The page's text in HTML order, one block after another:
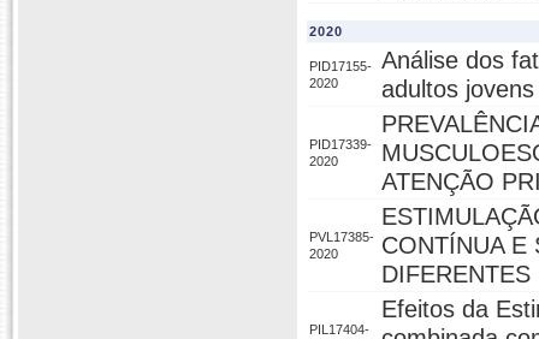
2020
PID17155-
2020
Análise dos
adultos jovens
PID17339-
2020
ATENÇÃO
PVL17385-
2020
CONTÍNUA E
PIL17404-
Efeitos da